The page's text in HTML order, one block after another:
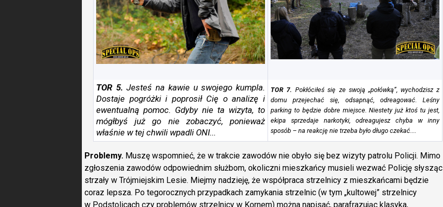
TOR 5. Jesteś na kawie u swojego kumpla.
Dostaje pogróżki i poprosił Cię o analizę i
ewentualną pomoc. Gdyby nie ta wizyta, to
mógłbyś już go nie zobaczyć, ponieważ
właśnie w tej chwili wpadli ONI...
TOR 7. Pokłóciłeś się ze swoją „połówką”, wychodzisz z
domu przejechać się, odsapnąć, odreagować. Leśny
parking to będzie dobre miejsce. Niestety już ktoś tu jest,
ekipa sprzedaje narkotyki, odreagujesz chyba w inny
sposób – na reakcję nie trzeba było długo czekać....
Problemy. Muszę wspomnieć, że w trakcie zawodów nie obyło się bez wizyty patrolu Policji. Mimo
zgłoszenia zawodów odpowiednim służbom, okoliczni mieszkańcy musieli wezwać Policję słysząc
strzały w Trójmiejskim Lesie. Miejmy nadzieję, że współpraca strzelnicy z mieszkańcami będzie
coraz lepsza. Po tegorocznych przypadkach zamykania strzelnic (w tym „kultowej” strzelnicy
w Podstolicach czy problemów strzelnicy w Kornem) można napisać, parafrazując klasyka,